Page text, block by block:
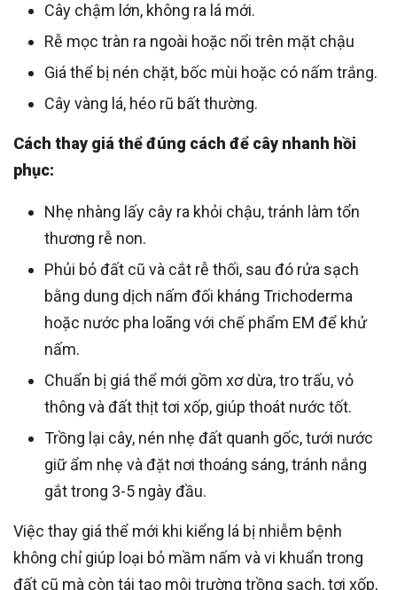
Cây chậm lớn, không ra lá mới.
Rễ mọc tràn ra ngoài hoặc nổi trên mặt chậu
Giá thể bị nén chặt, bốc mùi hoặc có nấm trắng.
Cây vàng lá, héo rũ bất thường.
Cách thay giá thể đúng cách để cây nhanh hồi
phục:
Nhẹ nhàng lấy cây ra khỏi chậu, tránh làm tổn
thương rễ non.
Phủi bỏ đất cũ và cắt rễ thối, sau đó rửa sạch
bằng dung dịch nấm đối kháng Trichoderma
hoặc nước pha loãng với chế phẩm EM để khử
nấm.
Chuẩn bị giá thể mới gồm xơ dừa, tro trấu, vỏ
thông và đất thịt tơi xốp, giúp thoát nước tốt.
Trồng lại cây, nén nhẹ đất quanh gốc, tưới nước
giữ ẩm nhẹ và đặt nơi thoáng sáng, tránh nắng
gắt trong 3-5 ngày đầu.
Việc thay giá thể mới khi kiểng lá bị nhiễm bệnh
không chỉ giúp loại bỏ mầm nấm và vi khuẩn trong
đất cũ mà còn tái tạo môi trường trồng sạch, tơi xốp,